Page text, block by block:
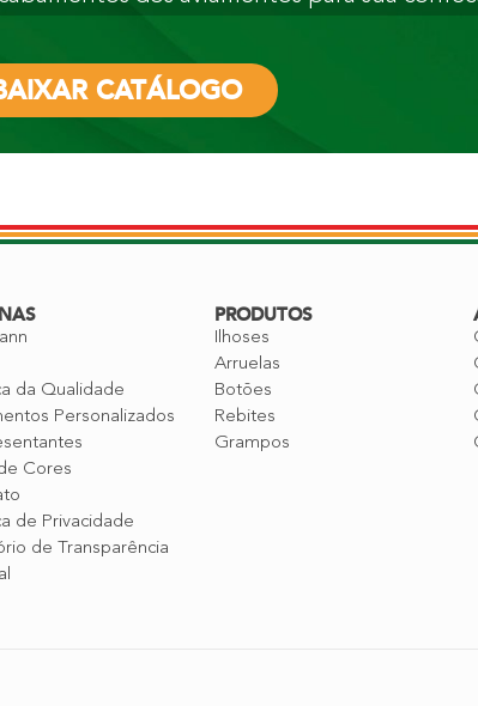
CATÁLOGO
da Qualidade
Personalizados
Cores
de Privacidade
de Transparência
PRODUTOS
Ilhoses
Arruelas
Botões
Rebites
Grampos